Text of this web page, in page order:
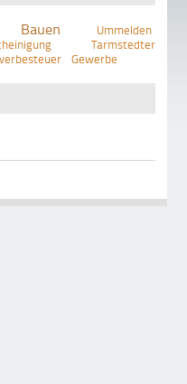
Bauen
Ummelden
Tarmstedter
Gewerbe